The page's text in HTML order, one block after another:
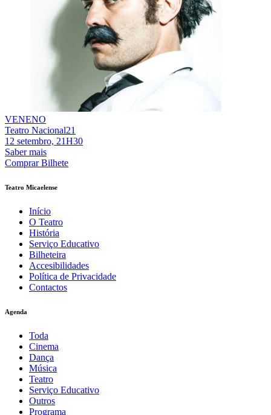
VENENO
Teatro Nacional21
12 setembro, 21H30
Saber mais
Comprar Bilhete
Teatro Micaelense
Início
O Teatro
História
Serviço Educativo
Bilheteira
Accesibilidades
Política de Privacidade
Contactos
Agenda
Toda
Cinema
Dança
Música
Teatro
Serviço Educativo
Outros
Programa